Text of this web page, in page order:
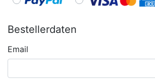
Bestellerdaten
Email